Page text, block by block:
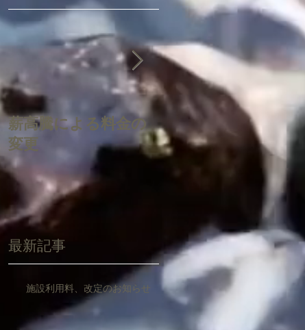
薪高騰による料金の
変更
質問・お問合せ・注
意事項について
最新記事
施設利用料、改定のお知らせ